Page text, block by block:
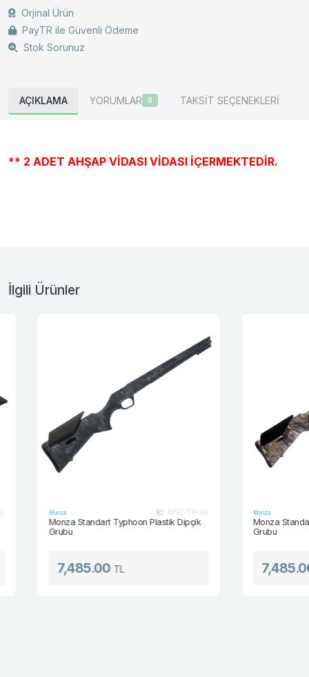
Orjinal Ürün
PayTR ile Güvenli Ödeme
Stok Sorunuz
AÇIKLAMA YORUMLAR 0 TAKSİT SEÇENEKLERİ
** 2 ADET AHŞAP VİDASI VİDASI İÇERMEKTEDİR.
İlgili Ürünler
MNZ-TP-SK
Monza Standart Typhoon Plastik Dipçik
Grubu
7,485.00TL
Monza Standart
Grubu
7,485.00TL